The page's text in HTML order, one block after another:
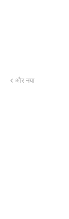
और नया